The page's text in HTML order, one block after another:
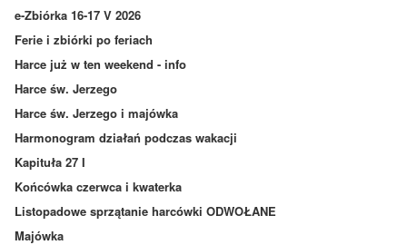
e-Zbiórka 16-17 V 2026
Ferie i zbiórki po feriach
Harce już w ten weekend - info
Harce św. Jerzego
Harce św. Jerzego i majówka
Harmonogram działań podczas wakacji
Kapituła 27 I
Końcówka czerwca i kwaterka
Listopadowe sprzątanie harcówki ODWOŁANE
Majówka